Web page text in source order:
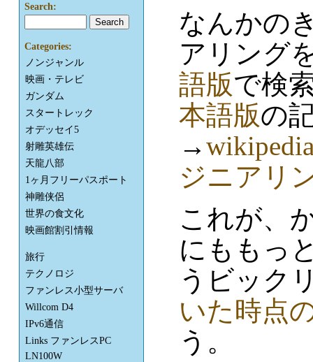
なんかの
アリング
語版で検
本語版の
→
ジニアリ
これが、
にももっ
うビック
いた時点
う。
Search:
Categories:
ノンジャンル
映画・テレビ
ガンダム
スタートレック
オデッセイ5
射雕英雄伝
天龍八部
1ヶ月フリーパスポート
神雕侠侶
世界の食文化
映画館割引情報
旅行
テクノロジ
ファンレス小型サーバ
Willcom D4
IPv6通信
Links ファンレスPC
LN100W